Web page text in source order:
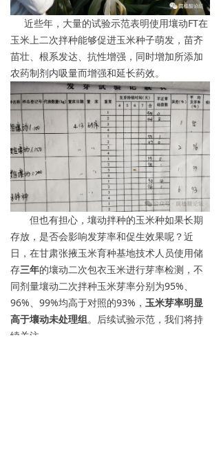
近些年，大量的试验示范表明使用壤动FT在
玉米上二次拌种能够促进玉米种子萌发，苗齐
苗壮、根系发达、抗性增强，同时增加所添加
农药制剂内吸量而增强和延长药效。
但也有担心，壤动拌种的玉米种如果长期
存放，是否会影响发芽率和促生效果呢？近
日，在甘肃张掖玉米育种基地技术人员使用储
存三年的壤动二次包衣玉米进行芽率检测，不
同剂量壤动二次拌种玉米芽率分别为95%、
96%、99%均高于对照的93%， 玉米芽率明显
高于壤动未处理组。后续试验示范，我们将持
续关注。